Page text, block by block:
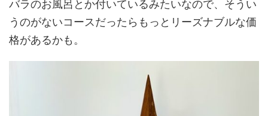
バラのお風呂とか付いているみたいなので、そうい
うのがないコースだったらもっとリーズナブルな価
格があるかも。